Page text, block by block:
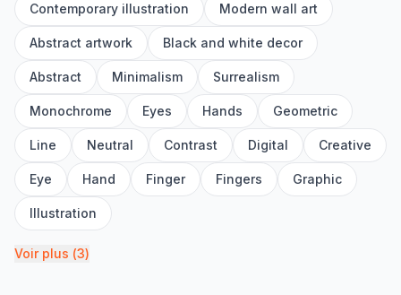
Contemporary illustration Modern wall art
Abstract artwork Black and white decor
Abstract Minimalism Surrealism
Monochrome Eyes Hands Geometric
Line Neutral Contrast Digital Creative
Eye Hand Finger Fingers Graphic
Illustration
Voir plus (3)